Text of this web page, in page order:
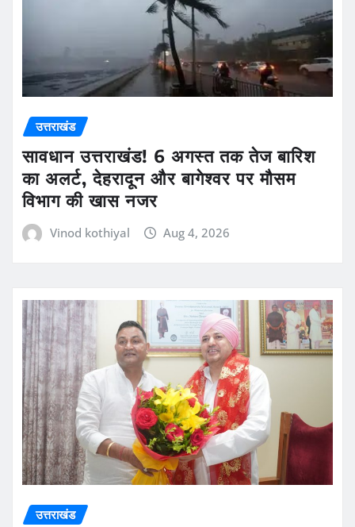
उत्तराखंड
सावधान उत्तराखंड! 6 अगस्त तक तेज बारिश
का अलर्ट, देहरादून और बागेश्वर पर मौसम
विभाग की खास नजर
Vinod kothiyal Aug 4, 2026
उत्तराखंड